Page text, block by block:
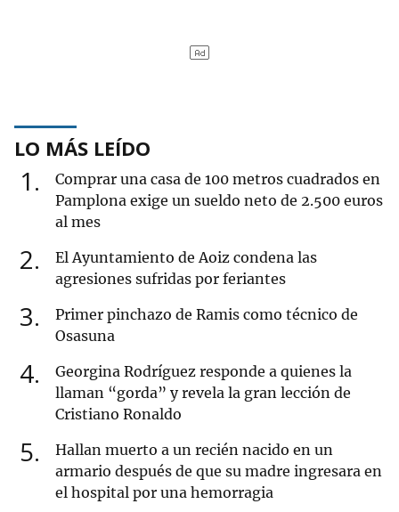
LO MÁS LEÍDO
1
Comprar una casa de 100 metros cuadrados en
Pamplona exige un sueldo neto de 2.500 euros
al mes
2
El Ayuntamiento de Aoiz condena las
agresiones sufridas por feriantes
3
Primer pinchazo de Ramis como técnico de
Osasuna
4
Georgina Rodríguez responde a quienes la
llaman “gorda” y revela la gran lección de
Cristiano Ronaldo
5
Hallan muerto a un recién nacido en un
armario después de que su madre ingresara en
el hospital por una hemorragia